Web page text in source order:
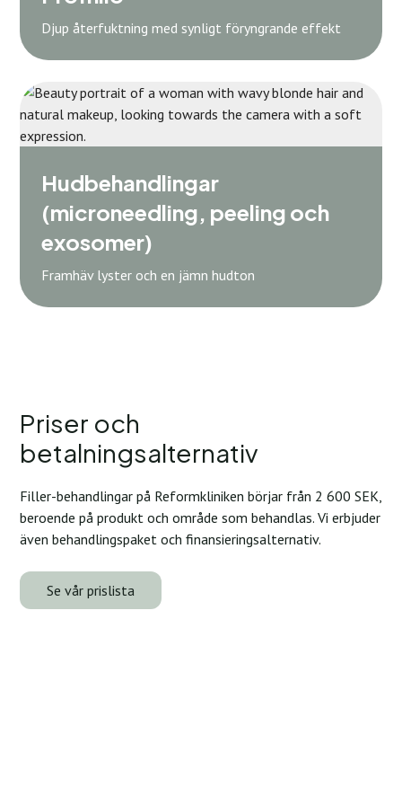
Djup återfuktning med synligt föryngrande effekt
Hudbehandlingar
(microneedling, peeling och
exosomer)
Framhäv lyster och en jämn hudton
Priser och
betalningsalternativ
Filler-behandlingar på Reformkliniken börjar från 2 600 SEK,
beroende på produkt och område som behandlas. Vi erbjuder
även behandlingspaket och finansieringsalternativ.
Se vår prislista